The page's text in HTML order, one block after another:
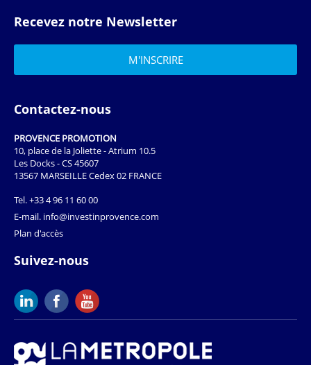
Recevez notre Newsletter
Contactez-nous
PROVENCE PROMOTION
10, place de la Joliette - Atrium 10.5
Les Docks - CS 45607
13567 MARSEILLE Cedex 02 FRANCE
Tel.+33 4 96 11 60 00
E-mail. info@investinprovence.com
Plan d'accès
Suivez-nous